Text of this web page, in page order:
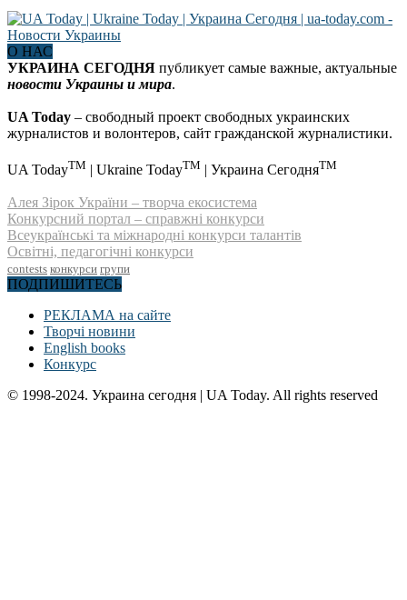
О НАС
УКРАИНА СЕГОДНЯ публикует самые важные, актуальные
новости Украины и мира.
UA Today – свободный проект свободных украинских
журналистов и волонтеров, сайт гражданской журналистики.
UA TodayTM | Ukraine TodayTM | Украина СегодняTM
Алея Зірок України – творча екосистема
Конкурсний портал – справжні конкурси
Всеукраїнські та міжнародні конкурси талантів
Освітні, педагогічні конкурси
contests конкурси групи
ПОДПИШИТЕСЬ
РЕКЛАМА на сайте
Творчі новини
English books
Конкурс
© 1998-2024. Украина сегодня | UA Today. All rights reserved